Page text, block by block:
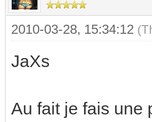
2010-03-28, 15:34:12
JaXs
Au fait je fais une